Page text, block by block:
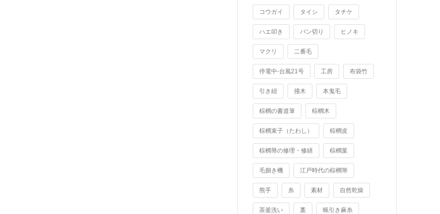
コウガイ タイシ タチケ
ハエ叩き パン切り ヒノキ
マクリ 二番毛
停電中-台風21号 工房 布袋竹
引き紐 撞木 本鬼毛
棕櫚の書道筆 棕櫚木
棕櫚束子（たわし） 棕櫚皮
棕櫚箒の修理・修繕 棕櫚葉
毛捌き機 江戸時代の棕櫚箒
熊手 糸 素材 自然乾燥
茶釜洗い 藁 蝋引き麻糸